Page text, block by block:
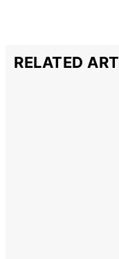
RELATED